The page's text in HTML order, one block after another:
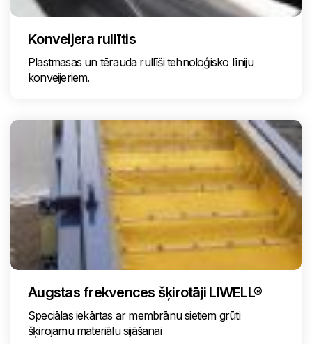
Konveijera rullītis
Plastmasas un tērauda rullīši tehnoloģisko līniju
konveijeriem.
Augstas frekvences šķirotāji LIWELL®
Speciālas iekārtas ar membrānu sietiem grūti
šķirojamu materiālu sijāšanai